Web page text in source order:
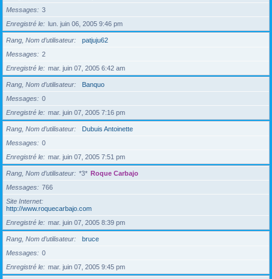
Messages
3
Enregistré le
lun. juin 06, 2005 9:46 pm
Rang, Nom d’utilisateur
patjuju62
Messages
2
Enregistré le
mar. juin 07, 2005 6:42 am
Rang, Nom d’utilisateur
Banquo
Messages
0
Enregistré le
mar. juin 07, 2005 7:16 pm
Rang, Nom d’utilisateur
Dubuis Antoinette
Messages
0
Enregistré le
mar. juin 07, 2005 7:51 pm
Rang, Nom d’utilisateur *3* Roque Carbajo
Messages
766
Site Internet
http://www.roquecarbajo.com
Enregistré le
mar. juin 07, 2005 8:39 pm
Rang, Nom d’utilisateur
bruce
Messages
0
Enregistré le
mar. juin 07, 2005 9:45 pm